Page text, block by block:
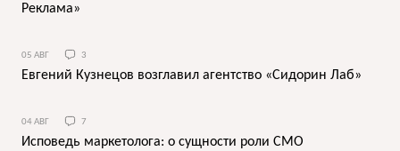
Реклама»
05 АВГ 3
Евгений Кузнецов возглавил агентство «Сидорин Лаб»
04 АВГ 7
Исповедь маркетолога: о сущности роли СМО